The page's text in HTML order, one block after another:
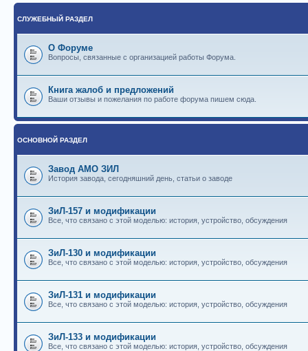
СЛУЖЕБНЫЙ РАЗДЕЛ
О Форуме
Вопросы, связанные с организацией работы Форума.
Книга жалоб и предложений
Ваши отзывы и пожелания по работе форума пишем сюда.
ОСНОВНОЙ РАЗДЕЛ
Завод АМО ЗИЛ
История завода, сегодняшний день, статьи о заводе
ЗиЛ-157 и модификации
Все, что связано с этой моделью: история, устройство, обсуждения
ЗиЛ-130 и модификации
Все, что связано с этой моделью: история, устройство, обсуждения
ЗиЛ-131 и модификации
Все, что связано с этой моделью: история, устройство, обсуждения
ЗиЛ-133 и модификации
Все, что связано с этой моделью: история, устройство, обсуждения